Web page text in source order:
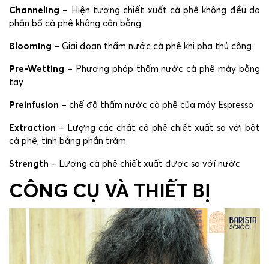
Channeling – Hiện tượng chiết xuất cà phê không đều do
phân bổ cà phê không cân bằng
Blooming – Giai đoạn thấm nước cà phê khi pha thủ công
Pre-Wetting – Phương pháp thấm nước cà phê máy bằng
tay
Preinfusion – chế độ thấm nước cà phê của máy Espresso
Extraction – Lượng các chất cà phê chiết xuất so với bột
cà phê, tính bằng phần trăm
Strength – Lượng cà phê chiết xuất được so vớí nước
CÔNG CỤ VÀ THIẾT BỊ